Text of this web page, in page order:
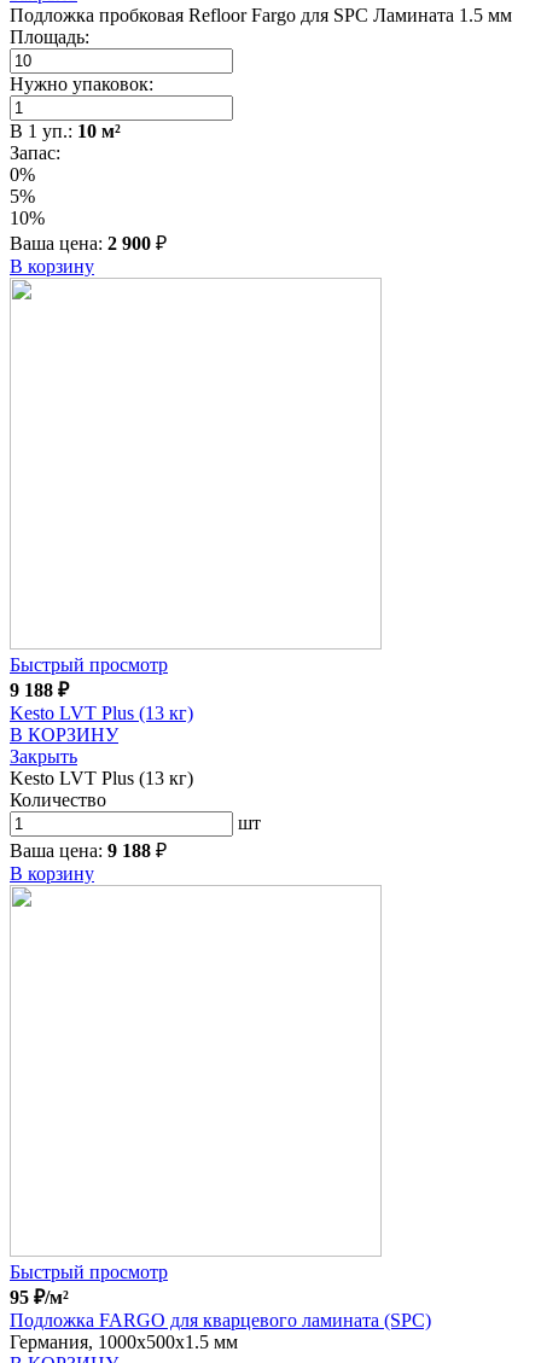
Подложка пробковая Refloor Fargo для SPC Ламината 1.5 мм
Площадь:
Нужно упаковок:
В 1 уп.: 10 м²
Запас:
0%
5%
10%
Ваша цена: 2 900 ₽
В корзину
Быстрый просмотр
9 188 ₽
Kesto LVT Plus (13 кг)
В КОРЗИНУ
Закрыть
Kesto LVT Plus (13 кг)
Количество
шт
Ваша цена: 9 188 ₽
В корзину
Быстрый просмотр
95 ₽/м²
Подложка FARGO для кварцевого ламината (SPC)
Германия, 1000x500x1.5 мм